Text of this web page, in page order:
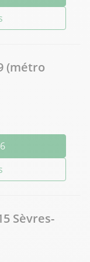
(métro
Sèvres-